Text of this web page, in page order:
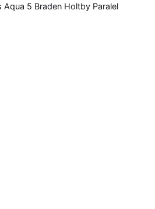
5 Braden Holtby Paralel